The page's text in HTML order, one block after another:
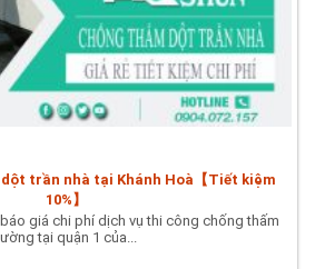
trần nhà tại Khánh Hoà【Tiết kiệm
10%】
giá chi phí dịch vụ thi công chống thấm
tại quận 1 của...